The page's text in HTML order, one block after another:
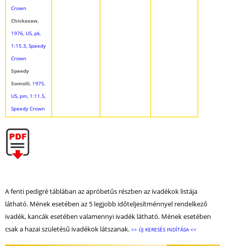
Crown
Chickasaw,
1976, US, pk,
1:15.3, Speedy
Crown
Speedy
Somolli, 1975,
US, pm, 1:11.5,
Speedy Crown
A fenti pedigré táblában az apróbetűs részben az ivadékok listája
látható. Mének esetében az 5 legjobb időteljesítménnyel rendelkező
ivadék, kancák esetében valamennyi ivadék látható. Mének esetében
csak a hazai születésű ivadékok látszanak. >> ÚJ KERESÉS INDÍTÁSA <<